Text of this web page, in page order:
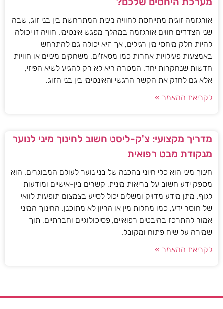
אורגזמה זוגית מתייחסת לחוויה מינית המתרחשת בין בני זוג, שבה
שני הצדדים חווים אורגזמה במהלך מפגש אינטימי. חוויה זו יכולה
להיות חלק מיחסי מין רגילים, אך היא יכולה גם להתרחש
באמצעות פעילויות אחרות כמו מסאז'ים, משחקים מיניים או חוויות
חדשות שנחקרות יחד. המטרה היא לא רק להגיע לשיא הפיזי,
אלא גם לחזק את הקשר הרגשי והאינטימי בין בני הזוג.
לקריאת המאמר »
מדריך מקצועי: צ'ק-ליסט חשוב לחינוך מיני לנוער
מנקודת מבט רפואית
חינוך מיני הוא כלי חיוני בהכנה של בני נוער לעולם המבוגרים. הוא
מספק ידע חשוב על בריאות מינית, קשרים בין-אישיים ומודעות
לגוף. מתן מידע מדויק ומשלים יכול לסייע בצמצום תופעות לוואי
של חוסר ידע, כמו מחלות מין או הריון לא מתוכנן. החינוך המיני
אמור להתרכז בהיבטים רפואיים, פסיכולוגיים וחברתיים, תוך
שמירה על שיח פתוח ומקובל.
לקריאת המאמר »